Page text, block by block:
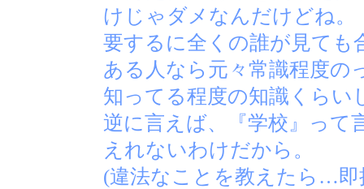
けじゃダメなんだけどね。
要するに全くの誰が見ても
ある人なら元々常識程度の
知ってる程度の知識くら
逆に言えば、『学校』って
えれないわけだから。
(違法なことを教えたら…即